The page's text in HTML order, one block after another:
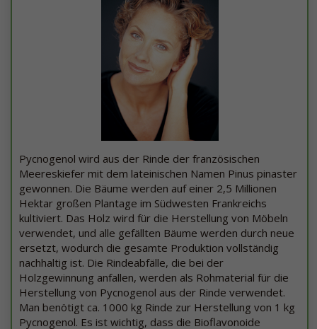
Pycnogenol wird aus der Rinde der französischen
Meereskiefer mit dem lateinischen Namen Pinus pinaster
gewonnen. Die Bäume werden auf einer 2,5 Millionen
Hektar großen Plantage im Südwesten Frankreichs
kultiviert. Das Holz wird für die Herstellung von Möbeln
verwendet, und alle gefällten Bäume werden durch neue
ersetzt, wodurch die gesamte Produktion vollständig
nachhaltig ist. Die Rindeabfälle, die bei der
Holzgewinnung anfallen, werden als Rohmaterial für die
Herstellung von Pycnogenol aus der Rinde verwendet.
Man benötigt ca. 1000 kg Rinde zur Herstellung von 1 kg
Pycnogenol. Es ist wichtig, dass die Bioflavonoide